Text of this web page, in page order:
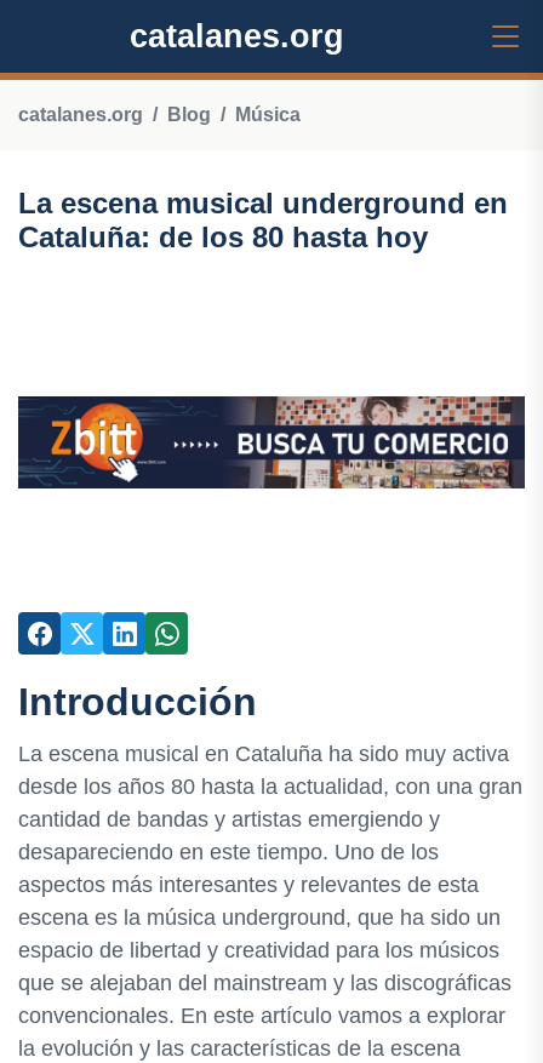
catalanes.org
catalanes.org Blog Música
La escena musical underground en
Cataluña: de los 80 hasta hoy
Introducción
La escena musical en Cataluña ha sido muy activa
desde los años 80 hasta la actualidad, con una gran
cantidad de bandas y artistas emergiendo y
desapareciendo en este tiempo. Uno de los
aspectos más interesantes y relevantes de esta
escena es la música underground, que ha sido un
espacio de libertad y creatividad para los músicos
que se alejaban del mainstream y las discográficas
convencionales. En este artículo vamos a explorar
la evolución y las características de la escena